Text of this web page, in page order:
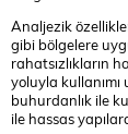
Analjezik
gibi bölgelere
rahatsızlıkların
yoluyla kullanımı
buhurdanlık ile
ile hassas